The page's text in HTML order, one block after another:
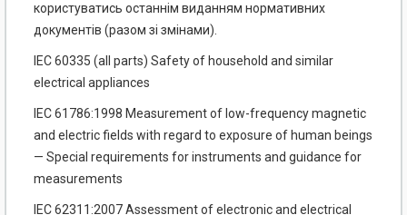
користуватись останнім виданням нормативних
документів (разом зі змінами).
ІЕС 60335 (all parts) Safety of household and similar
electrical appliances
IEC 61786:1998 Measurement of low-frequency magnetic
and electric fields with regard to exposure of human beings
— Special requirements for instruments and guidance for
measurements
IEC 62311:2007 Assessment of electronic and electrical